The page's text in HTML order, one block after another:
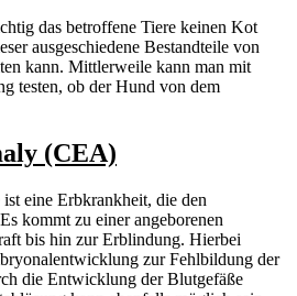
das betroffene Tiere keinen Kot
ausgeschiedene Bestandteile von
kann. Mittlerweile kann man mit
testen, ob der Hund von dem
(CEA)
eine Erbkrankheit, die den
kommt zu einer angeborenen
bis hin zur Erblindung. Hierbei
zur Fehlbildung der
die Entwicklung der Blutgefäße